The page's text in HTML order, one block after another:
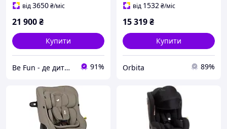
від3650₴/міс
21 900₴
Купити
Be Fun - де дитинство оживає! 91%
від 1532₴/міс
15 319₴
Купити
Orbita 89%